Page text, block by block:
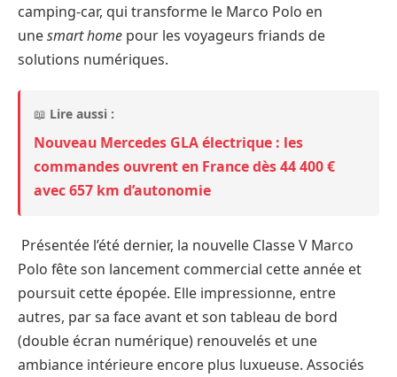
camping-car, qui transforme le Marco Polo en
unesmart home pour les voyageurs friands de
solutions numériques.
📖 Lire aussi :
Nouveau Mercedes GLA électrique : les
commandes ouvrent en France dès 44 400 €
avec 657 km d’autonomie
Présentée l’été dernier, la nouvelle Classe V Marco
Polo fête son lancement commercial cette année et
poursuit cette épopée. Elle impressionne, entre
autres, par sa face avant et son tableau de bord
(double écran numérique) renouvelés et une
ambiance intérieure encore plus luxueuse. Associés